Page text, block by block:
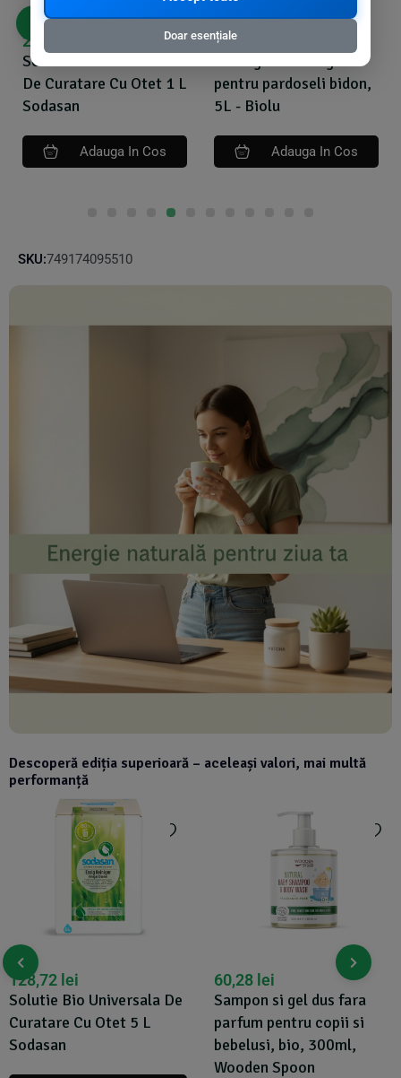
Solutie Bio Universala
De Curatare Cu Otet 1 L
Sodasan
24,41
Adauga In Cos
pentru pardoseli bidon,
5L - Biolu
94,00
Adauga In Cos
SKU:749174095510
Descoperă ediția superioară – aceleași valori, mai multă
performanță
Solutie Bio Universala De
Curatare Cu Otet 5 L
Sodasan
128,72 lei
Sampon si gel dus fara
parfum pentru copii si
bebelusi, bio, 300ml,
Wooden Spoon
60,28 lei
Doar esențiale